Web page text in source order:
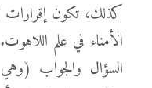
كذلك، تكون إقرارات
الأمناء في علم
السؤال والجواب